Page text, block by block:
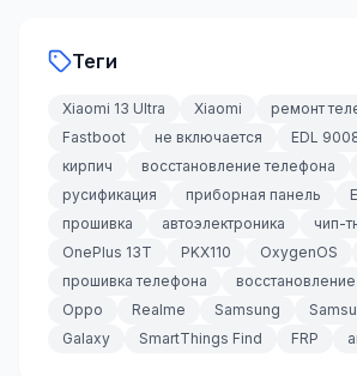
Теги
Xiaomi 13 Ultra Xiaomi
ремонт
Fastboot
не включается EDL
кирпич
восстановление телефона
русификация
приборная панель
прошивка
автоэлектроника
чип-
OnePlus 13T
PKX110 OxygenOS
прошивка телефона
Oppo
Realme Samsung
Galaxy
SmartThings Find FRP